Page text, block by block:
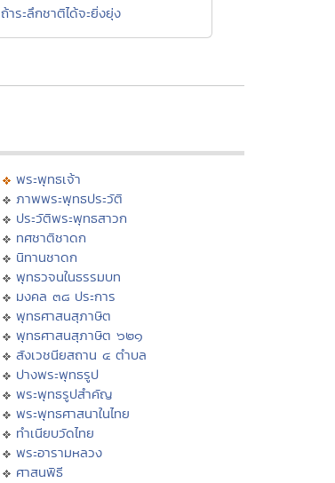
ถ้าระลึกชาติได้จะยิ่งยุ่ง
พระพุทธเจ้า
ภาพพระพุทธประวัติ
ประวัติพระพุทธสาวก
ทศชาติชาดก
นิทานชาดก
พุทธวจนในธรรมบท
มงคล ๓๘ ประการ
พุทธศาสนสุภาษิต
พุทธศาสนสุภาษิต ๖๒๑
สังเวชนียสถาน ๔ ตำบล
ปางพระพุทธรูป
พระพุทธรูปสำคัญ
พระพุทธศาสนาในไทย
ทำเนียบวัดไทย
พระอารามหลวง
ศาสนพิธี